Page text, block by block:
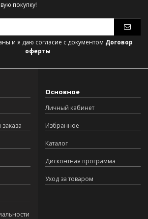
покупку!
и я даю согласие с документом Договор
оферты
Основное
Личный кабинет
Избранное
Каталог
Дисконтная программа
Уход за товаром